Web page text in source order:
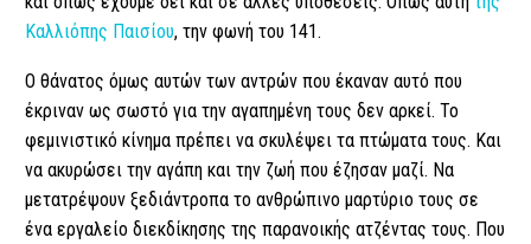
Καλλιόπης Παισίου, την φωνή του 141.
Ο θάνατος όμως αυτών των αντρών που έκαναν αυτό που
έκριναν ως σωστό για την αγαπημένη τους δεν αρκεί. Το
φεμινιστικό κίνημα πρέπει να σκυλέψει τα πτώματα τους. Και
να ακυρώσει την αγάπη και την ζωή που έζησαν μαζί. Να
μετατρέψουν ξεδιάντροπα το ανθρώπινο μαρτύριο τους σε
ένα εργαλείο διεκδίκησης της παρανοικής ατζέντας τους. Που